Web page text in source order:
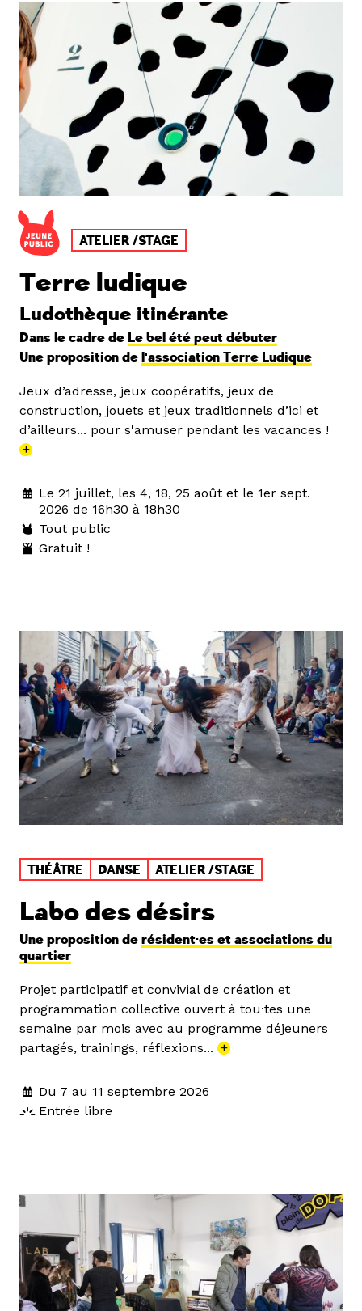
ATELIER /STAGE
Terre ludique
Ludothèque itinérante
Dans le cadre de Le bel été peut débuter
Une proposition de l'association Terre Ludique
Jeux d’adresse, jeux coopératifs, jeux de
construction, jouets et jeux traditionnels d’ici et
d’ailleurs... pour s'amuser pendant les vacances !
+
Le 21 juillet, les 4, 18, 25 août et le 1er sept.
2026 de 16h30 à 18h30
Tout public
Gratuit !
THÉÂTRE DANSE ATELIER /STAGE
Labo des désirs
Une proposition de résident·es et associations du
quartier
Projet participatif et convivial de création et
programmation collective ouvert à tou·tes une
semaine par mois avec au programme déjeuners
partagés, trainings, réflexions... +
Du 7 au 11 septembre 2026
Entrée libre